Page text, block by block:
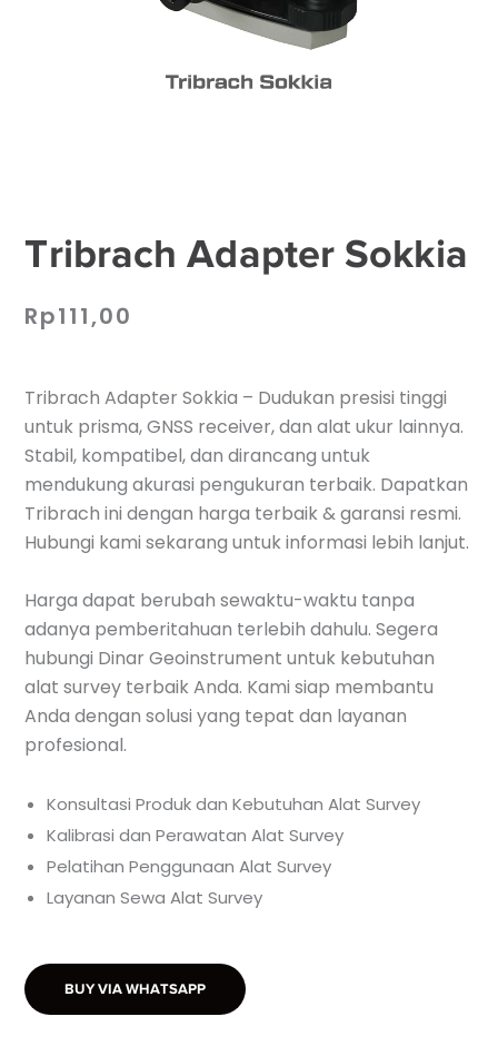
Tribrach Adapter Sokkia
Rp111,00
Tribrach Adapter Sokkia – Dudukan presisi tinggi
untuk prisma, GNSS receiver, dan alat ukur lainnya.
Stabil, kompatibel, dan dirancang untuk
mendukung akurasi pengukuran terbaik. Dapatkan
Tribrach ini dengan harga terbaik & garansi resmi.
Hubungi kami sekarang untuk informasi lebih lanjut.
Harga dapat berubah sewaktu-waktu tanpa
adanya pemberitahuan terlebih dahulu. Segera
hubungi Dinar Geoinstrument untuk kebutuhan
alat survey terbaik Anda. Kami siap membantu
Anda dengan solusi yang tepat dan layanan
profesional.
Konsultasi Produk dan Kebutuhan Alat Survey
Kalibrasi dan Perawatan Alat Survey
Pelatihan Penggunaan Alat Survey
Layanan Sewa Alat Survey
BUY VIA WHATSAPP